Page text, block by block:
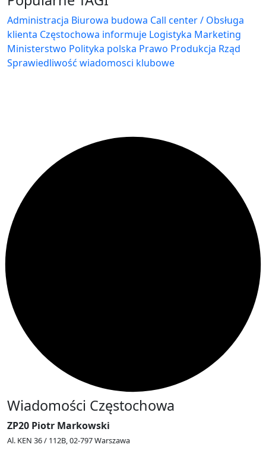
Administracja Biurowa budowa Call center / Obsługa
klienta Częstochowa informuje Logistyka Marketing
Ministerstwo Polityka polska Prawo Produkcja Rząd
Sprawiedliwość wiadomosci klubowe
Wiadomości Częstochowa
ZP20 Piotr Markowski
Al. KEN 36 / 112B, 02-797 Warszawa